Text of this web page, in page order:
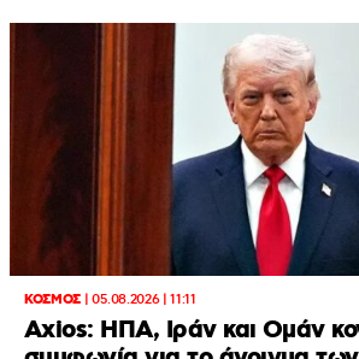
ΚΟΣΜΟΣ| 05.08.2026 | 11:11
Axios: ΗΠΑ, Ιράν και Ομάν